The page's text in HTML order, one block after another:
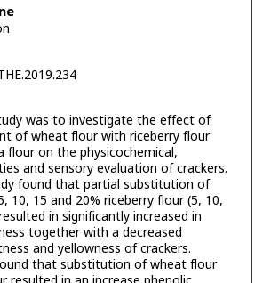
was to investigate the effect of
of wheat flour with riceberry flour
flour on the physicochemical,
and sensory evaluation of crackers.
found that partial substitution of
10, 15 and 20% riceberry flour (5, 10,
in significantly increased in
together with a decreased
and yellowness of crackers.
that substitution of wheat flour